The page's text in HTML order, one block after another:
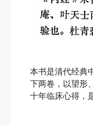
本书是清代经典
下两卷，以望形
十年临床心得，